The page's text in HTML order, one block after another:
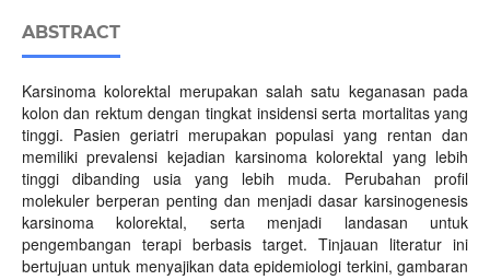
ABSTRACT
Karsinoma kolorektal merupakan salah satu keganasan pada
kolon dan rektum dengan tingkat insidensi serta mortalitas yang
tinggi. Pasien geriatri merupakan populasi yang rentan dan
memiliki prevalensi kejadian karsinoma kolorektal yang lebih
tinggi dibanding usia yang lebih muda. Perubahan profil
molekuler berperan penting dan menjadi dasar karsinogenesis
karsinoma kolorektal, serta menjadi landasan untuk
pengembangan terapi berbasis target. Tinjauan literatur ini
bertujuan untuk menyajikan data epidemiologi terkini, gambaran